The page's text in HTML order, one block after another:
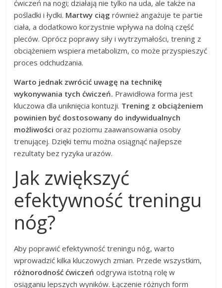
ćwiczeń na nogi; działają nie tylko na uda, ale także na
pośladki i łydki. Martwy ciąg również angażuje te partie
ciała, a dodatkowo korzystnie wpływa na dolną część
pleców. Oprócz poprawy siły i wytrzymałości, trening z
obciążeniem wspiera metabolizm, co może przyspieszyć
proces odchudzania.
Warto jednak zwrócić uwagę na technikę
wykonywania tych ćwiczeń. Prawidłowa forma jest
kluczowa dla uniknięcia kontuzji. Trening z obciążeniem
powinien być dostosowany do indywidualnych
możliwości oraz poziomu zaawansowania osoby
trenującej. Dzięki temu można osiągnąć najlepsze
rezultaty bez ryzyka urazów.
Jak zwiększyć
efektywność treningu
nóg?
Aby poprawić efektywność treningu nóg, warto
wprowadzić kilka kluczowych zmian. Przede wszystkim,
różnorodność ćwiczeń odgrywa istotną rolę w
osiąganiu lepszych wyników. Łączenie różnych form